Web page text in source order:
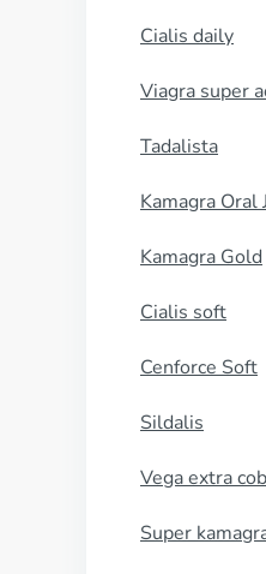
Cialis daily
Viagra super
Tadalista
Kamagra Oral
Kamagra Gold
Cialis soft
Cenforce Soft
Sildalis
Vega extra
Super